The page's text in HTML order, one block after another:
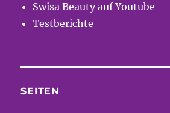
Swisa Beauty auf Youtube
Testberichte
SEITEN